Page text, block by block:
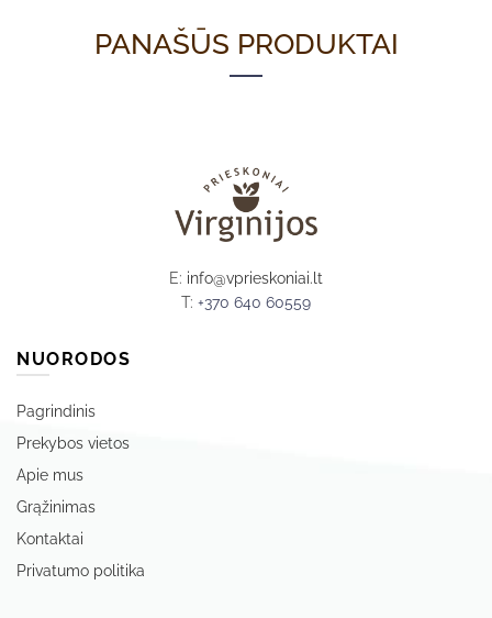
PANAŠŪS PRODUKTAI
E: info@vprieskoniai.lt
T: +370 640 60559
NUORODOS
Pagrindinis
Prekybos vietos
Apie mus
Grąžinimas
Kontaktai
Privatumo politika